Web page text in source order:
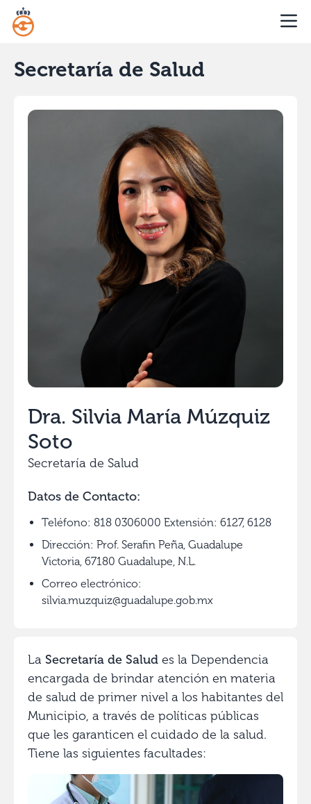
Secretaría de Salud
Dra. Silvia María Múzquiz
Soto
Secretaría de Salud
Datos de Contacto:
Teléfono: 818 0306000 Extensión: 6127, 6128
Dirección: Prof. Serafin Peña, Guadalupe
Victoria, 67180 Guadalupe, N.L.
Correo electrónico:
silvia.muzquiz@guadalupe.gob.mx
La Secretaría de Salud es la Dependencia
encargada de brindar atención en materia
de salud de primer nivel a los habitantes del
Municipio, a través de políticas públicas
que les garanticen el cuidado de la salud.
Tiene las siguientes facultades: